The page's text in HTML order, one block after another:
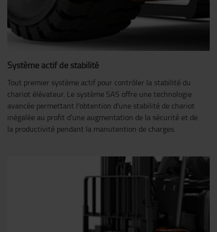
Système actif de stabilité
Tout premier système actif pour contrôler la stabilité du
chariot élévateur. Le système SAS offre une technologie
avancée permettant l'obtention d'une stabilité de chariot
inégalée au profit d’une augmentation de la sécurité et de
la productivité pendant la manutention de charges.